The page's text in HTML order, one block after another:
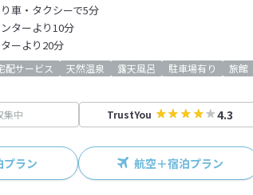
車・タクシーで5分
ターより10分
ーより20分
配サービス 天然温泉 露天風呂 駐車場有り
旅館
集中 TrustYou 4.3
プラン 航空＋宿泊プラン